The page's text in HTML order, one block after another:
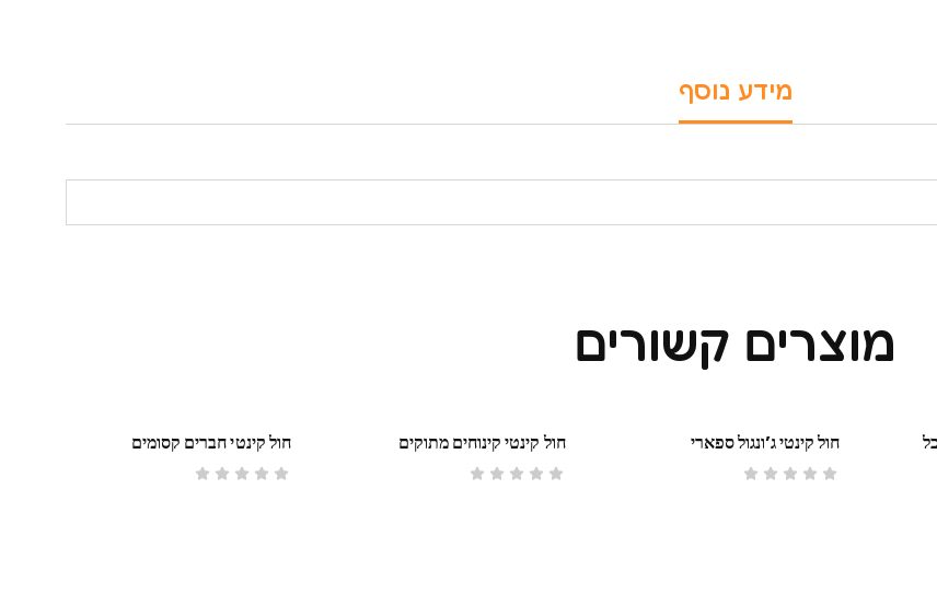
מידע נוסף
מוצרים קשורים
חול קינטי ג’ונגול ספארי חול קינטי קינוחים מתוקים חול קינטי חברים קסומים